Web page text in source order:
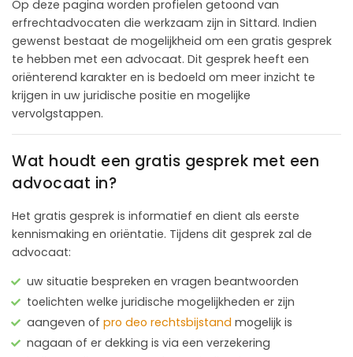
Op deze pagina worden profielen getoond van
erfrechtadvocaten die werkzaam zijn in Sittard. Indien
gewenst bestaat de mogelijkheid om een gratis gesprek
te hebben met een advocaat. Dit gesprek heeft een
oriënterend karakter en is bedoeld om meer inzicht te
krijgen in uw juridische positie en mogelijke
vervolgstappen.
Wat houdt een gratis gesprek met een
advocaat in?
Het gratis gesprek is informatief en dient als eerste
kennismaking en oriëntatie. Tijdens dit gesprek zal de
advocaat:
uw situatie bespreken en vragen beantwoorden
toelichten welke juridische mogelijkheden er zijn
aangeven of pro deo rechtsbijstand mogelijk is
nagaan of er dekking is via een verzekering